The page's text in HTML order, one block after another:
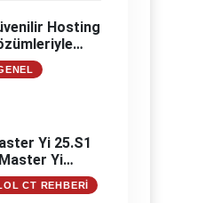
Hosting
Çıkan
Biri:
Yi 25.S1
Yi
–
Yi
CT REHBERI